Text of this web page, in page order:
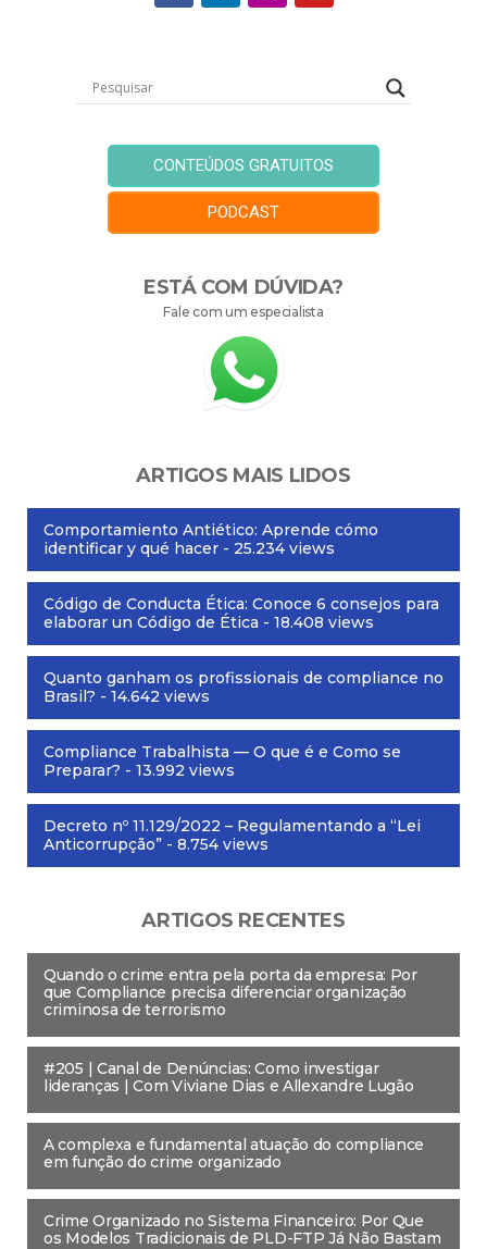
CONTEÚDOS GRATUITOS
PODCAST
ESTÁ COM DÚVIDA?
Fale com um especialista
ARTIGOS MAIS LIDOS
Comportamiento Antiético: Aprende cómo
identificar y qué hacer - 25.234 views
Código de Conducta Ética: Conoce 6 consejos para
elaborar un Código de Ética - 18.408 views
Quanto ganham os profissionais de compliance no
Brasil? - 14.642 views
Compliance Trabalhista — O que é e Como se
Preparar? - 13.992 views
Decreto nº 11.129/2022 – Regulamentando a “Lei
Anticorrupção” - 8.754 views
ARTIGOS RECENTES
Quando o crime entra pela porta da empresa: Por
que Compliance precisa diferenciar organização
criminosa de terrorismo
#205 | Canal de Denúncias: Como investigar
lideranças | Com Viviane Dias e Allexandre Lugão
A complexa e fundamental atuação do compliance
em função do crime organizado
Crime Organizado no Sistema Financeiro: Por Que
os Modelos Tradicionais de PLD-FTP Já Não Bastam